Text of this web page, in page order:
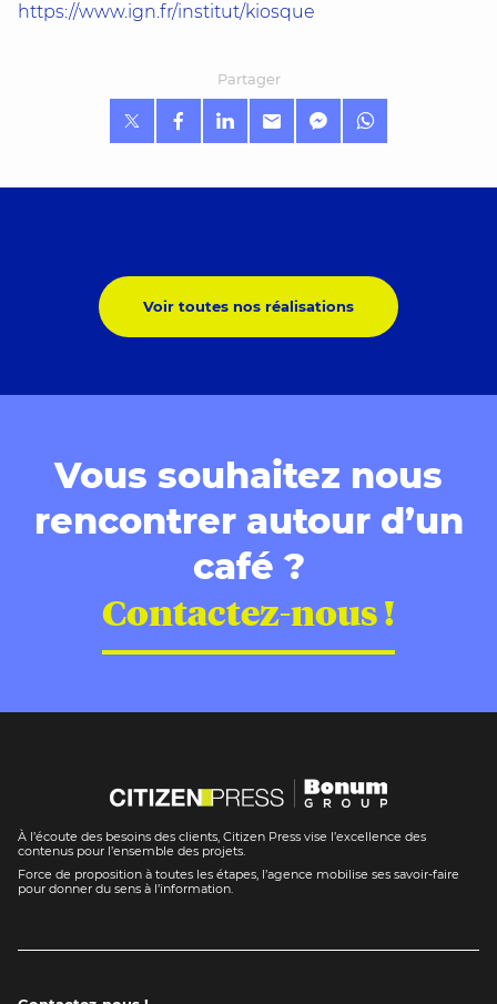
https://www.ign.fr/institut/kiosque
Partager
Voir toutes nos réalisations
Vous souhaitez nous
rencontrer autour d’un
café ?
Contactez-nous !
À l’écoute des besoins des clients, Citizen Press vise l’excellence des
contenus pour l’ensemble des projets.
Force de proposition à toutes les étapes, l’agence mobilise ses savoir-faire
pour donner du sens à l’information.